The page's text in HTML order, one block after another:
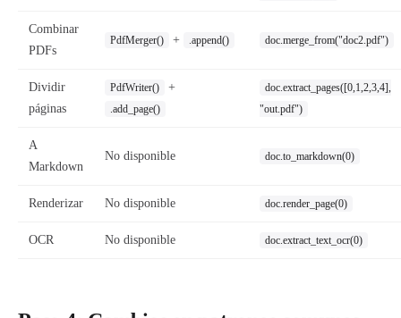
Combinar
PDFs
PdfMerger() + .append() doc.merge_from("doc2.pdf")
Dividir
páginas
PdfWriter() +
.add_page()
doc.extract_pages([0,1,2,3,4],
"out.pdf")
A
Markdown
No disponible doc.to_markdown(0)
Renderizar No disponible doc.render_page(0)
OCR No disponible doc.extract_text_ocr(0)